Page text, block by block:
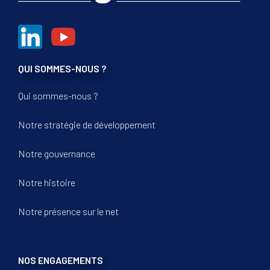
QUI SOMMES-NOUS ?
Qui sommes-nous ?
Notre stratégie de développement
Notre gouvernance
Notre histoire
Notre présence sur le net
NOS ENGAGEMENTS